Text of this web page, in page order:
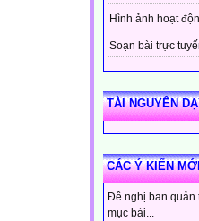
Hình ảnh hoạt
Soạn bài trực
TÀI NGUYÊN
CÁC Ý KIẾN
Đề nghị ban quản
mục bài...